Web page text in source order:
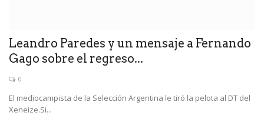
Leandro Paredes y un mensaje a Fernando
Gago sobre el regreso...
0
El mediocampista de la Selección Argentina le tiró la pelota al DT del
Xeneize.Si...